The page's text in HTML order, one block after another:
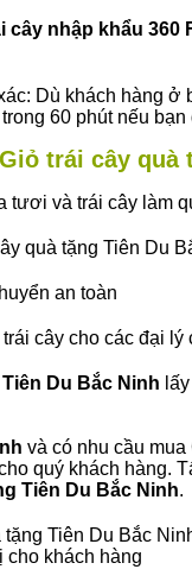
cây nhập khẩu 360
Dù khách hàng
60 phút nếu bạn
trái cây quà
tươi và trái cây làm
quà tặng Tiên Du
an toàn
cây cho các đại lý
Du Bắc Ninh
và có nhu cầu
quý khách hàng.
Tiên Du Bắc Ninh.
tặng Tiên Du Bắc
cho khách hàng